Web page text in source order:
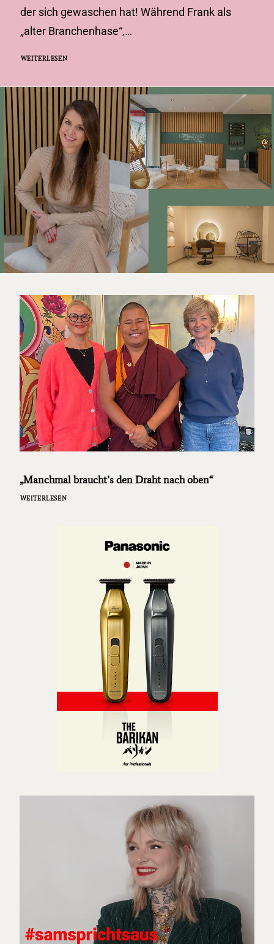
der sich gewaschen hat! Während Frank als
„alter Branchenhase“,…
WEITERLESEN
„Manchmal braucht’s den Draht nach oben“
WEITERLESEN